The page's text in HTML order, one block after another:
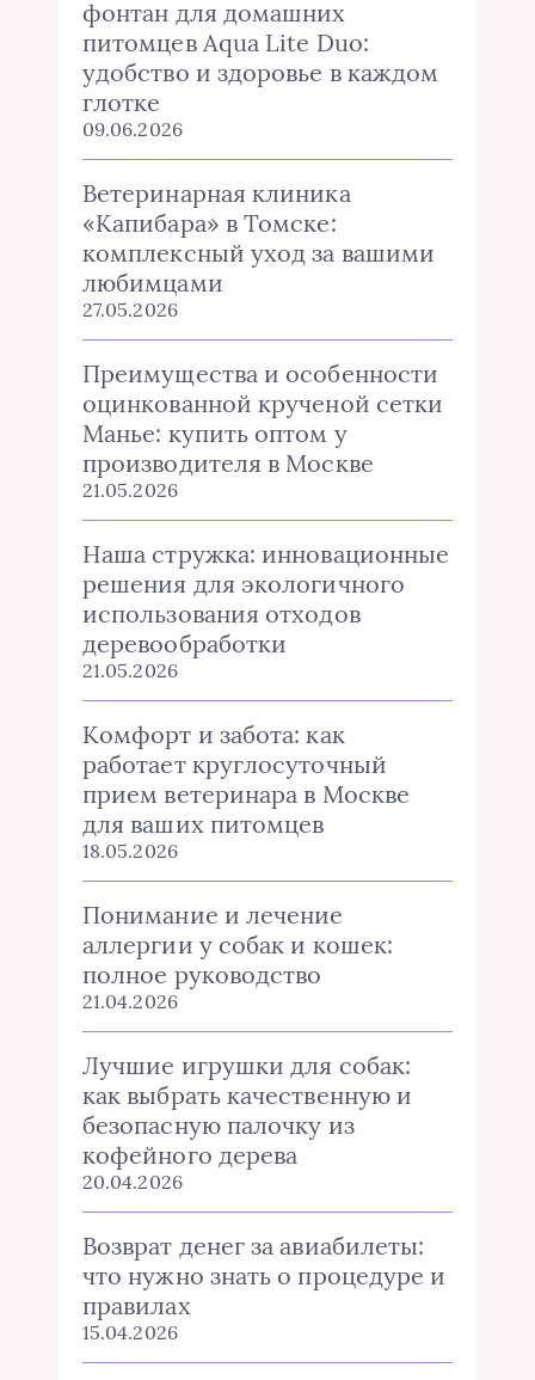
фонтан для домашних
питомцев Aqua Lite Duo:
удобство и здоровье в каждом
глотке
09.06.2026
Ветеринарная клиника
«Капибара» в Томске:
комплексный уход за вашими
любимцами
27.05.2026
Преимущества и особенности
оцинкованной крученой сетки
Манье: купить оптом у
производителя в Москве
21.05.2026
Наша стружка: инновационные
решения для экологичного
использования отходов
деревообработки
21.05.2026
Комфорт и забота: как
работает круглосуточный
прием ветеринара в Москве
для ваших питомцев
18.05.2026
Понимание и лечение
аллергии у собак и кошек:
полное руководство
21.04.2026
Лучшие игрушки для собак:
как выбрать качественную и
безопасную палочку из
кофейного дерева
20.04.2026
Возврат денег за авиабилеты:
что нужно знать о процедуре и
правилах
15.04.2026